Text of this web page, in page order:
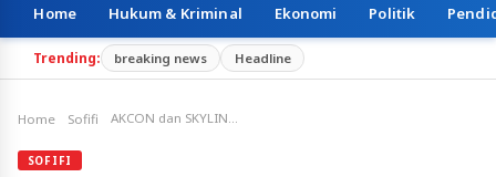
Home Hukum & Kriminal Ekonomi Politik
Trending: breaking news Headline
Home Sofifi AKCON dan SKYLINK Kolaborasi Hadirkan Internet Satelit Starlink di Seluruh Indonesia
SOFIFI